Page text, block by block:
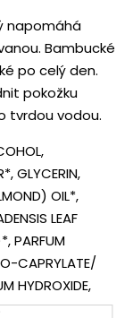
napomáhá
Bambucké
po celý den.
pokožku
tvrdou vodou.
GLYCERIN,
OIL*,
LEAF
PARFUM
CAPRYLATE/
HYDROXIDE,